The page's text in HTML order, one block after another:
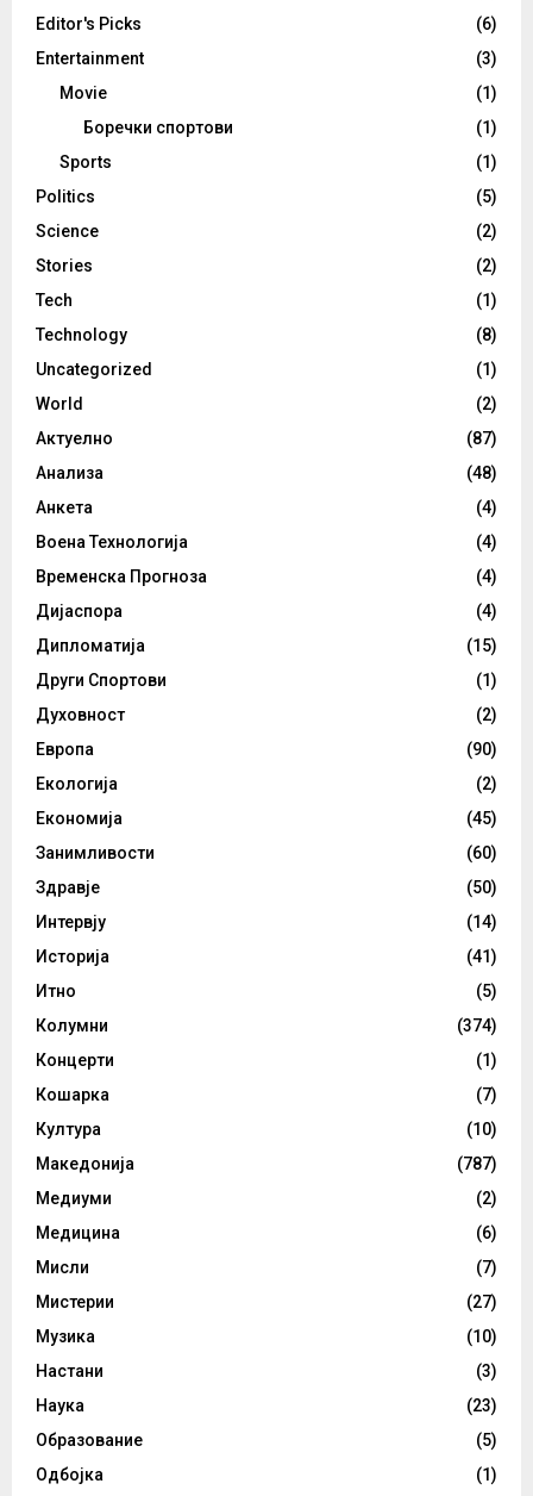
Editor's Picks
(6)
Entertainment
(3)
Movie
(1)
Боречки спортови
(1)
Sports
(1)
Politics
(5)
Science
(2)
Stories
(2)
Tech
(1)
Technology
(8)
Uncategorized
(1)
World
(2)
Актуелно
(87)
Анализа
(48)
Анкета
(4)
Воена Технологија
(4)
Временска Прогноза
(4)
Дијаспора
(4)
Дипломатија
(15)
Други Спортови
(1)
Духовност
(2)
Европа
(90)
Екологија
(2)
Економија
(45)
Занимливости
(60)
Здравје
(50)
Интервју
(14)
Историја
(41)
Итно
(5)
Колумни
(374)
Концерти
(1)
Кошарка
(7)
Култура
(10)
Македонија
(787)
Медиуми
(2)
Медицина
(6)
Мисли
(7)
Мистерии
(27)
Музика
(10)
Настани
(3)
Наука
(23)
Образование
(5)
Одбојка
(1)